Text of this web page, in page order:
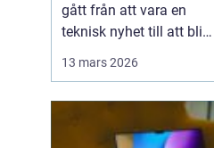
gått från att vara en
teknisk nyhet till att bli
ner och mobilen tar över
vår vardag behövs
13 mars 2026